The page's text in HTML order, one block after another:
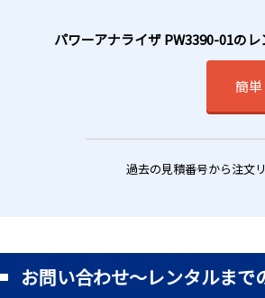
パワーアナライザ PW3390-01の
簡
過去の見積番号から注文
お問い合わせ～レンタルまで